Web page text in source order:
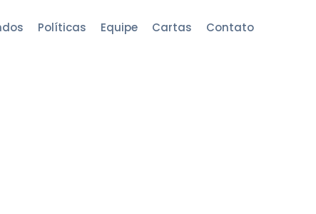
Políticas Equipe Cartas Contato